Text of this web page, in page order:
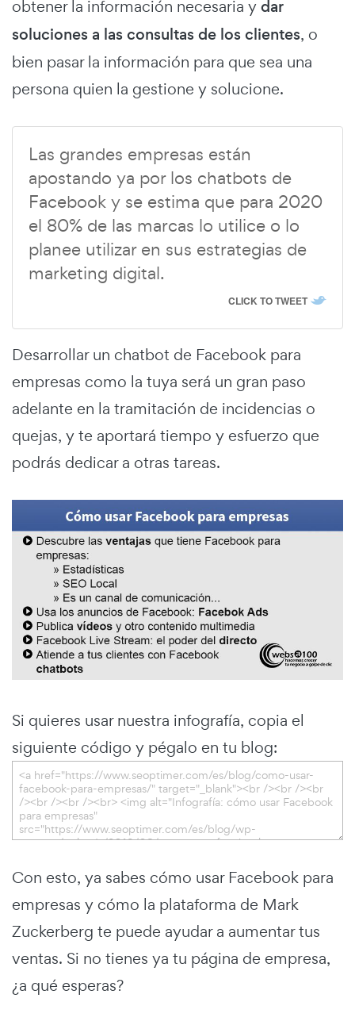
obtener la información necesaria ydar
soluciones a las consultas de los clientes, o
bien pasar la información para que sea una
persona quien la gestione y solucione.
Las grandes empresas están
apostando ya por los chatbots de
Facebook y se estima que para 2020
el 80% de las marcas lo utilice o lo
planee utilizar en sus estrategias de
marketing digital.
CLICK TO TWEET
Desarrollar un chatbot de Facebook para
empresas como la tuya será un gran paso
adelante en la tramitación de incidencias o
quejas, y te aportará tiempo y esfuerzo que
podrás dedicar a otras tareas.
Si quieres usar nuestra infografía, copia el
siguiente código y pégalo en tu blog:
Con esto, ya sabes cómo usar Facebook para
empresas y cómo la plataforma de Mark
Zuckerberg te puede ayudar a aumentar tus
ventas. Si no tienes ya tu página de empresa,
¿a qué esperas?